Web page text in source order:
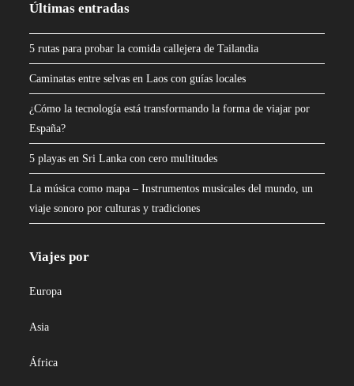
Últimas entradas
5 rutas para probar la comida callejera de Tailandia
Caminatas entre selvas en Laos con guías locales
¿Cómo la tecnología está transformando la forma de viajar por
España?
5 playas en Sri Lanka con cero multitudes
La música como mapa – Instrumentos musicales del mundo, un
viaje sonoro por culturas y tradiciones
Viajes por
Europa
Asia
África